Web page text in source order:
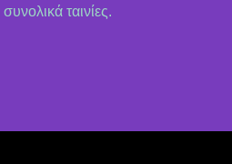
ταινίες.